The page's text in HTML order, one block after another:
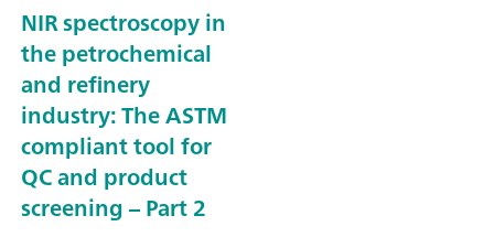
NIR spectroscopy in
the petrochemical
and refinery
industry: The ASTM
compliant tool for
QC and product
screening – Part 2